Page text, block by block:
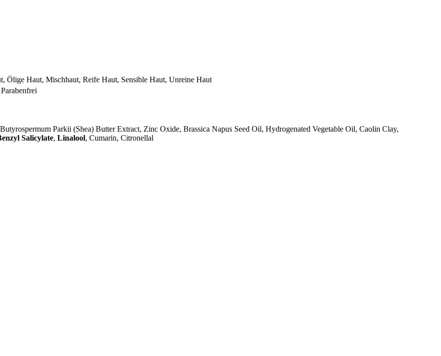
Ölige Haut, Mischhaut, Reife Haut, Sensible Haut, Unreine Haut
Parkii (Shea) Butter Extract, Zinc Oxide, Brassica Napus Seed Oil, Hydrogenated Vegetable Oil, Caolin Clay,
Salicylate, Linalool, Cumarin, Citronellal